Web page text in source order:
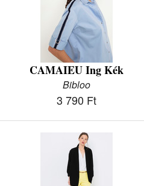
CAMAIEU Ing Kék
Bibloo
3 790 Ft